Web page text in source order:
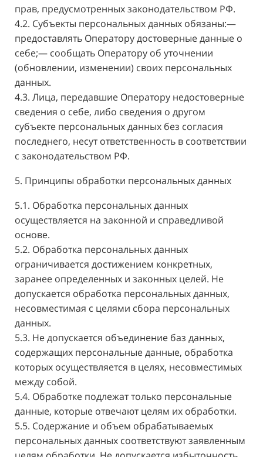
прав, предусмотренных законодательством РФ.
4.2. Субъекты персональных данных обязаны:—
предоставлять Оператору достоверные данные о
себе;— сообщать Оператору об уточнении
(обновлении, изменении) своих персональных
данных.
4.3. Лица, передавшие Оператору недостоверные
сведения о себе, либо сведения о другом
субъекте персональных данных без согласия
последнего, несут ответственность в соответствии
с законодательством РФ.
5. Принципы обработки персональных данных
5.1. Обработка персональных данных
осуществляется на законной и справедливой
основе.
5.2. Обработка персональных данных
ограничивается достижением конкретных,
заранее определенных и законных целей. Не
допускается обработка персональных данных,
несовместимая с целями сбора персональных
данных.
5.3. Не допускается объединение баз данных,
содержащих персональные данные, обработка
которых осуществляется в целях, несовместимых
между собой.
5.4. Обработке подлежат только персональные
данные, которые отвечают целям их обработки.
5.5. Содержание и объем обрабатываемых
персональных данных соответствуют заявленным